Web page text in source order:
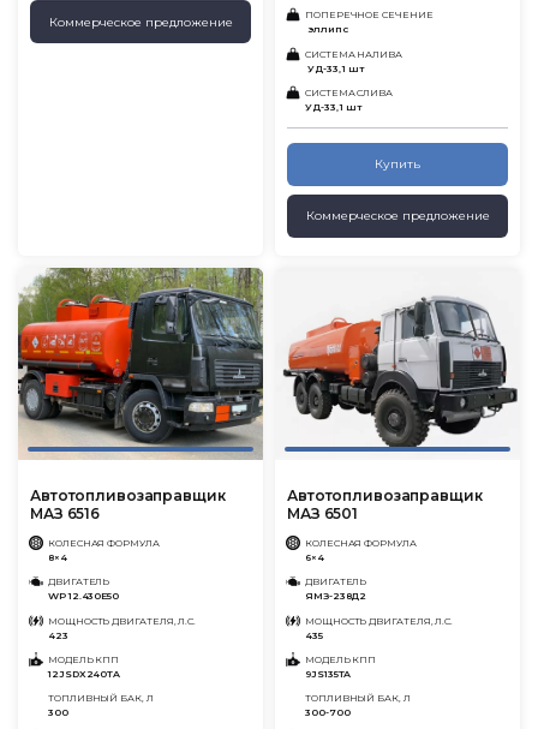
Коммерческое предложение
ПОПЕРЕЧНОЕ СЕЧЕНИЕ
эллипс
СИСТЕМА НАЛИВА
УД-33, 1 шт
СИСТЕМА СЛИВА
УД-33, 1 шт
Купить
Коммерческое предложение
Автотопливозаправщик
МАЗ 6516
КОЛЕСНАЯ ФОРМУЛА
8×4
ДВИГАТЕЛЬ
WP 12.430Е50
МОЩНОСТЬ ДВИГАТЕЛЯ, Л.С.
423
МОДЕЛЬ КПП
12JSDX240TA
ТОПЛИВНЫЙ БАК, Л
300
Автотопливозаправщик
МАЗ 6501
КОЛЕСНАЯ ФОРМУЛА
6×4
ДВИГАТЕЛЬ
ЯМЗ-238Д2
МОЩНОСТЬ ДВИГАТЕЛЯ, Л.С.
435
МОДЕЛЬ КПП
9JS135TA
ТОПЛИВНЫЙ БАК, Л
300-700